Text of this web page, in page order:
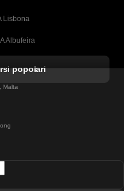
Lisbona
Albufeira
Lagos
Madrid
popolari
Malta